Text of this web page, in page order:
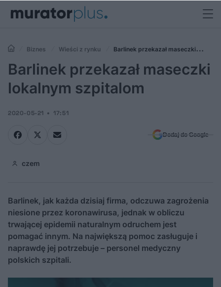
Biznes Wieści z rynku
Barlinek przekazał maseczki
lokalnym szpitalom
Barlinek przekazał maseczki
lokalnym szpitalom
2020-05-21 17:51
Dodaj do Google
czem
Barlinek, jak każda dzisiaj firma, odczuwa zagrożenia
niesione przez koronawirusa, jednak w obliczu
trwającej epidemii naturalnym odruchem jest
pomagać innym. Na największą pomoc zasługuje i
naprawdę jej potrzebuje – personel medyczny
polskich szpitali.